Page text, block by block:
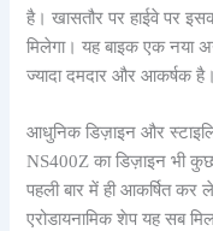
है। खासतौर पर हाईवे पर
मिलेगा। यह बाइक एक नया
ज्यादा दमदार और आकर्षक है।
आधुनिक डिज़ाइन और
NS400Z का डिज़ाइन भी
पहली बार में ही आकर्षित कर
एरोडायनामिक शेप यह सब